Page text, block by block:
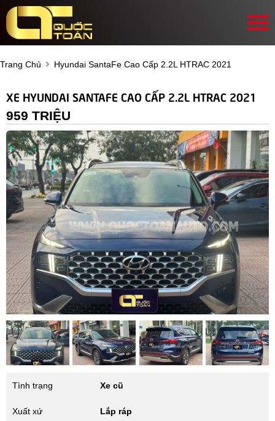
Trang Chủ Hyundai SantaFe Cao Cấp 2.2L HTRAC 2021
XE HYUNDAI SANTAFE CAO CẤP 2.2L HTRAC 2021
959 TRIỆU
Tình trạng Xe cũ
Xuất xứ Lắp ráp